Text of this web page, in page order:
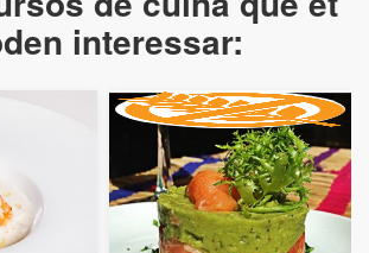
interessar: